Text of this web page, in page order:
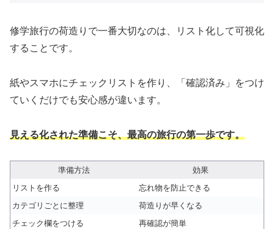
修学旅行の荷造りで一番大切なのは、リスト化して可視化
することです。
紙やスマホにチェックリストを作り、「確認済み」をつけ
ていくだけでも安心感が違います。
見える化された準備こそ、最高の旅行の第一歩です。
準備方法
効果
リストを作る
忘れ物を防止できる
カテゴリごとに整理
荷造りが早くなる
チェック欄をつける
再確認が簡単